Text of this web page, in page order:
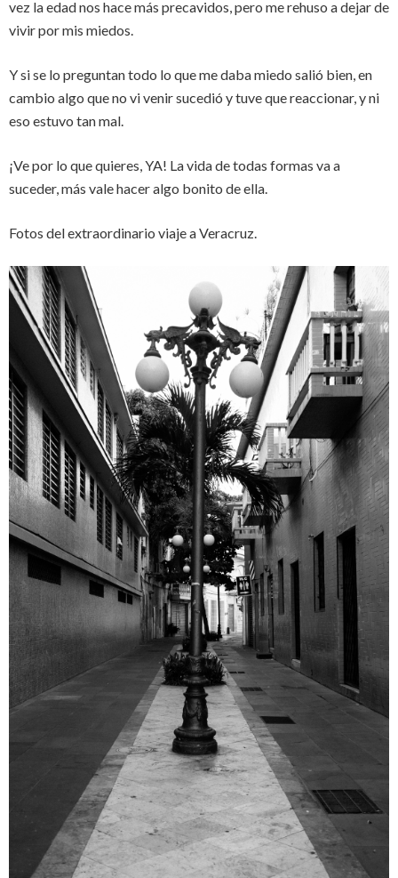
vez la edad nos hace más precavidos, pero me rehuso a dejar de
vivir por mis miedos.
Y si se lo preguntan todo lo que me daba miedo salió bien, en
cambio algo que no vi venir sucedió y tuve que reaccionar, y ni
eso estuvo tan mal.
¡Ve por lo que quieres, YA! La vida de todas formas va a
suceder, más vale hacer algo bonito de ella.
Fotos del extraordinario viaje a Veracruz.